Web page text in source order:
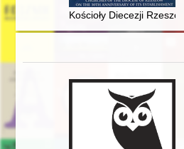
Kościoły Diecezji